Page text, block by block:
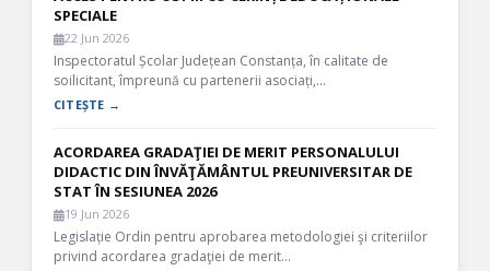
SPECIALE
22 Jun 2026
Inspectoratul Școlar Județean Constanța, în calitate de
soilicitant, împreună cu partenerii asociați,…
CITEȘTE →
ACORDAREA GRADAŢIEI DE MERIT PERSONALULUI
DIDACTIC DIN ÎNVĂŢĂMÂNTUL PREUNIVERSITAR DE
STAT ÎN SESIUNEA 2026
19 Jun 2026
Legislație Ordin pentru aprobarea metodologiei şi criteriilor
privind acordarea gradaţiei de merit…